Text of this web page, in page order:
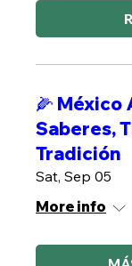
🌽 México
Saberes,
Tradición
Sat, Sep 05
More info